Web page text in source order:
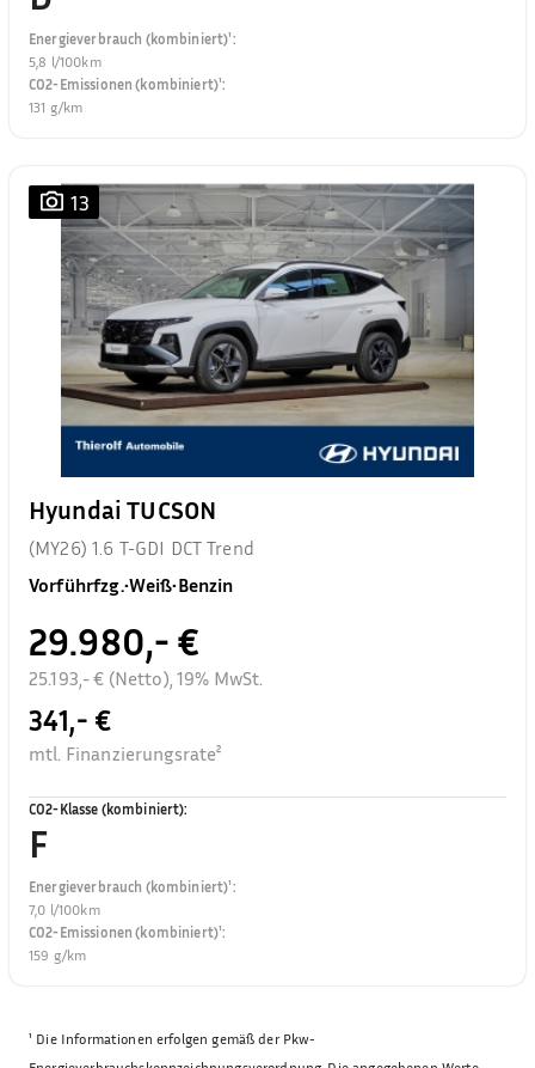
Energieverbrauch (kombiniert)¹:
5,8 l/100km
CO2-Emissionen (kombiniert)¹:
131 g/km
13
Hyundai TUCSON
(MY26) 1.6 T-GDI DCT Trend
Vorführfzg.•Weiß•Benzin
29.980,- €
25.193,- € (Netto), 19% MwSt.
341,- €
mtl. Finanzierungsrate²
CO2-Klasse (kombiniert):
F
Energieverbrauch (kombiniert)¹:
7,0 l/100km
CO2-Emissionen (kombiniert)¹:
159 g/km
¹ Die Informationen erfolgen gemäß der Pkw-